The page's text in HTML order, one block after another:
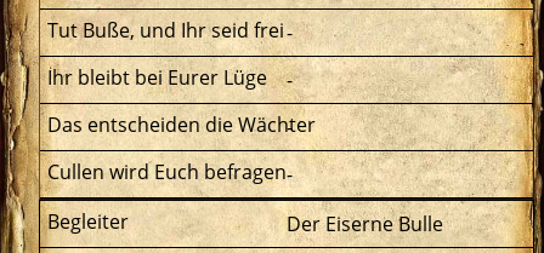
-
-
-
-
Der Eiserne Bulle